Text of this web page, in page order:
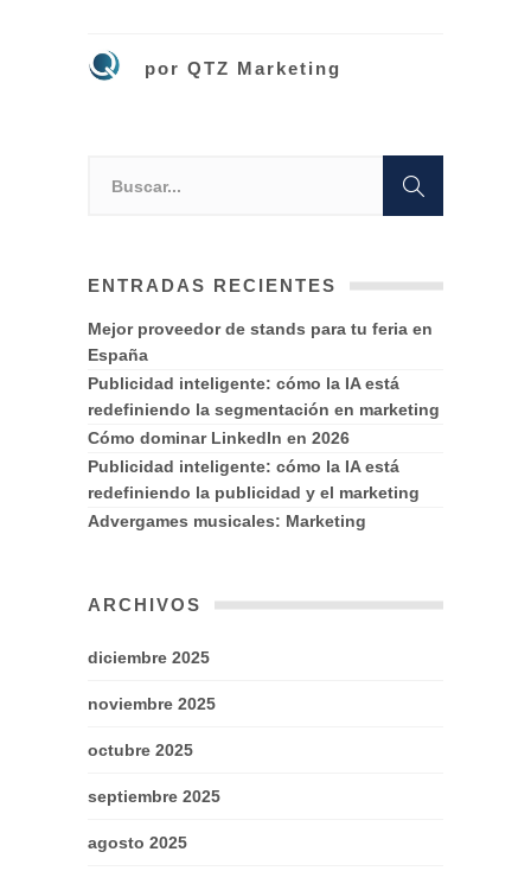
por QTZ Marketing
ENTRADAS RECIENTES
Mejor proveedor de stands para tu feria en
España
Publicidad inteligente: cómo la IA está
redefiniendo la segmentación en marketing
Cómo dominar LinkedIn en 2026
Publicidad inteligente: cómo la IA está
redefiniendo la publicidad y el marketing
Advergames musicales: Marketing
ARCHIVOS
diciembre 2025
noviembre 2025
octubre 2025
septiembre 2025
agosto 2025